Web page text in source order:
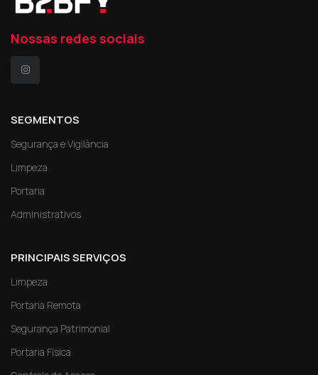
Nossas redes sociais
SEGMENTOS
Segurança e Vigilância
Limpeza
Portaria
Administrativos
PRINCIPAIS SERVIÇOS
Limpeza
Portaria Remota
Segurança Patrimonial
Portaria Física